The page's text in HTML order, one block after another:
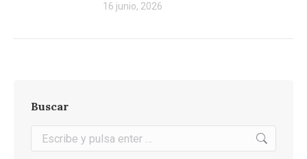
16 junio, 2026
Buscar
Buscar: